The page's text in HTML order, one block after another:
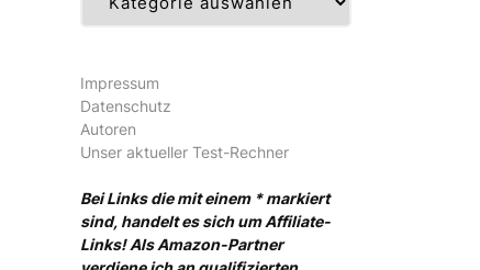
Impressum
Datenschutz
Autoren
Unser aktueller Test-Rechner
Bei Links die mit einem * markiert
sind, handelt es sich um Affiliate-
Links! Als Amazon-Partner